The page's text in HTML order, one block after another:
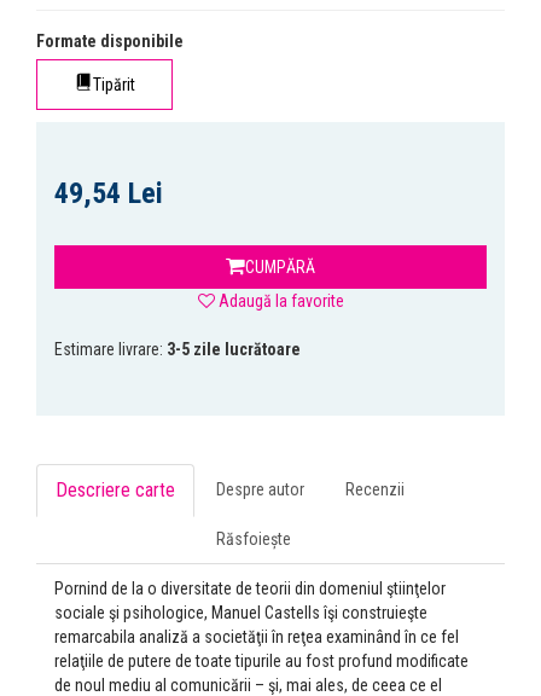
Formate disponibile
Tipărit
49,54 Lei
CUMPĂRĂ
Adaugă la favorite
Estimare livrare: 3-5 zile lucrătoare
Descriere carte Despre autor Recenzii
Răsfoiește
Pornind de la o diversitate de teorii din domeniul ştiinţelor
sociale şi psihologice, Manuel Castells îşi construieşte
remarcabila analiză a societăţii în reţea examinând în ce fel
relaţiile de putere de toate tipurile au fost profund modificate
de noul mediu al comunicării – şi, mai ales, de ceea ce el